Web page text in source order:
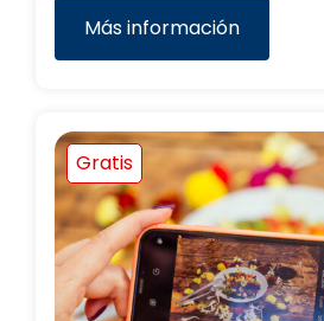
Más información
Gratis